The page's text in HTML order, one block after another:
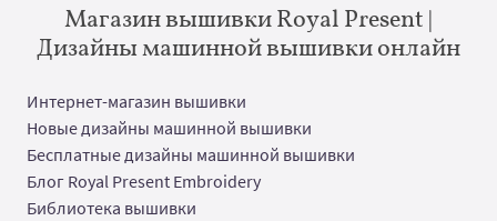
Магазин вышивки Royal Present |
Дизайны машинной вышивки онлайн
Интернет-магазин вышивки
Новые дизайны машинной вышивки
Бесплатные дизайны машинной вышивки
Блог Royal Present Embroidery
Библиотека вышивки